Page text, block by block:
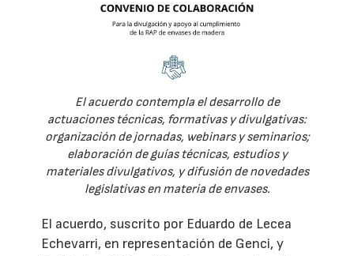
El acuerdo contempla el desarrollo de
actuaciones técnicas, formativas y divulgativas:
organización de jornadas, webinars y seminarios;
elaboración de guías técnicas, estudios y
materiales divulgativos, y difusión de novedades
legislativas en materia de envases.
El acuerdo, suscrito por Eduardo de Lecea
Echevarri, en representación de Genci, y